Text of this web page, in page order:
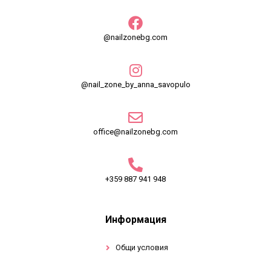
@nailzonebg.com
@nail_zone_by_anna_savopulo
office@nailzonebg.com
+359 887 941 948
Информация
Общи условия